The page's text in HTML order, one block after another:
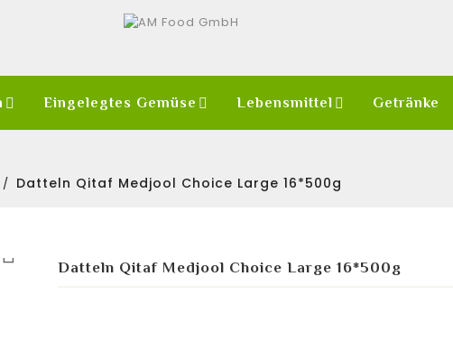
Eingelegtes Gemüse Lebensmittel Getränke
Datteln Qitaf Medjool Choice Large 16*500g
 Datteln Qitaf Medjool Choice Large 16*500g